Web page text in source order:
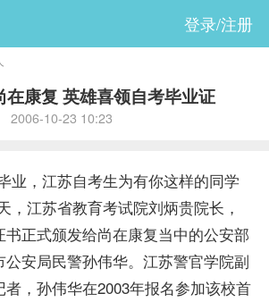
登录/注册
在康复 英雄喜领自考毕业证
2006-10-23 10:23
， 江苏自考生为有你这样的同学
，江苏省教育考试院刘炳贵院长，
正式颁发给尚在康复当中的公安部
安局民警孙伟华。江苏警官学院副
，孙伟华在2003年报名参加该校首